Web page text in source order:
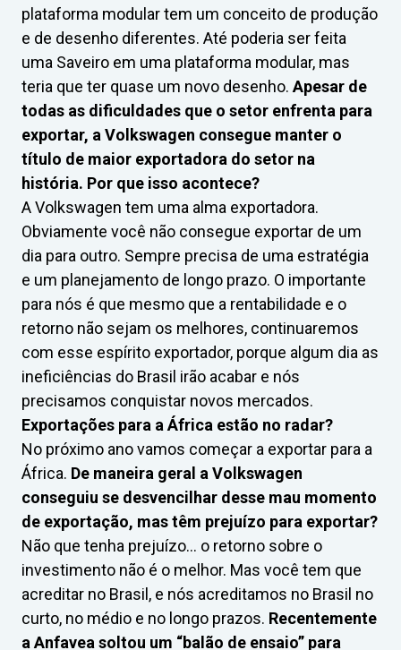
plataforma modular tem um conceito de produção
e de desenho diferentes. Até poderia ser feita
uma Saveiro em uma plataforma modular, mas
teria que ter quase um novo desenho. Apesar de
todas as dificuldades que o setor enfrenta para
exportar, a Volkswagen consegue manter o
título de maior exportadora do setor na
história. Por que isso acontece?
A Volkswagen tem uma alma exportadora.
Obviamente você não consegue exportar de um
dia para outro. Sempre precisa de uma estratégia
e um planejamento de longo prazo. O importante
para nós é que mesmo que a rentabilidade e o
retorno não sejam os melhores, continuaremos
com esse espírito exportador, porque algum dia as
ineficiências do Brasil irão acabar e nós
precisamos conquistar novos mercados.
Exportações para a África estão no radar?
No próximo ano vamos começar a exportar para a
África. De maneira geral a Volkswagen
conseguiu se desvencilhar desse mau momento
de exportação, mas têm prejuízo para exportar?
Não que tenha prejuízo… o retorno sobre o
investimento não é o melhor. Mas você tem que
acreditar no Brasil, e nós acreditamos no Brasil no
curto, no médio e no longo prazos. Recentemente
a Anfavea soltou um “balão de ensaio” para